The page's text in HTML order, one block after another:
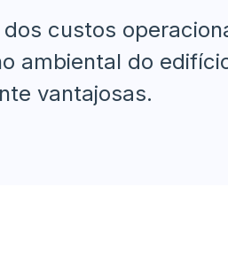
custos
ambiental do
vantajosas.